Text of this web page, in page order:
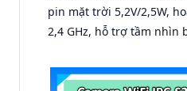
pin mặt trời 5,2V/2,5W,
2,4 GHz, hỗ trợ tầm nhìn
bằng AI, đồng thời lưu